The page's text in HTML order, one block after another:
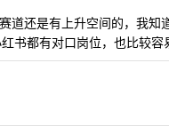
道还是有上升空间的，我知
书都有对口岗位，也比较容